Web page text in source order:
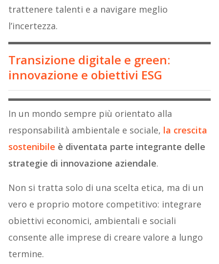
trattenere talenti e a navigare meglio
l’incertezza.
Transizione digitale e green:
innovazione e obiettivi ESG
In un mondo sempre più orientato alla
responsabilità ambientale e sociale, la crescita
sostenibile è diventata parte integrante delle
strategie di innovazione aziendale.
Non si tratta solo di una scelta etica, ma di un
vero e proprio motore competitivo: integrare
obiettivi economici, ambientali e sociali
consente alle imprese di creare valore a lungo
termine.